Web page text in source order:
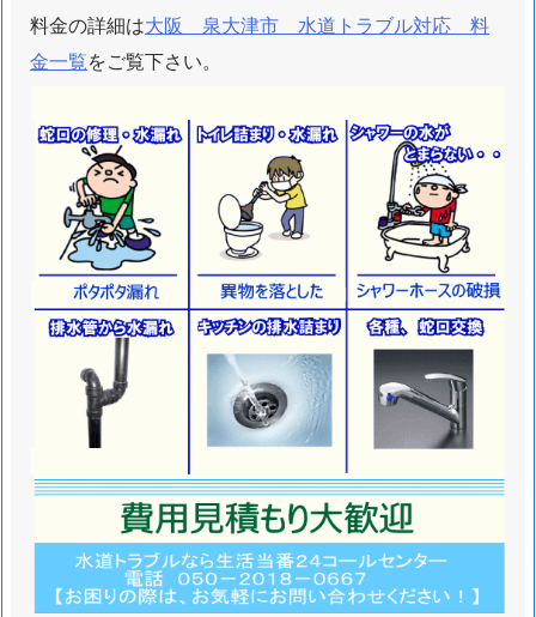
大
阪
大
市
ト
イ
レ
ト
料金の詳細は大阪 泉大津市 水道トラブル対応 料
金一覧をご覧下さい。